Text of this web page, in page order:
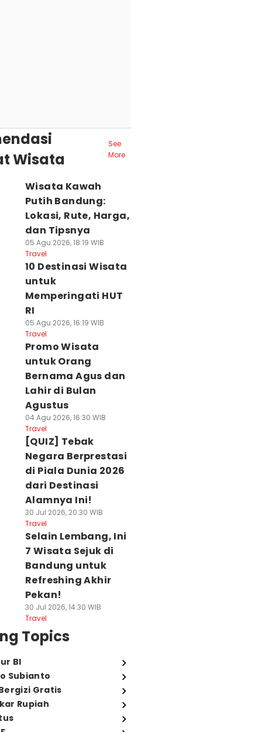
Wisata
See
More
Wisata Kawah
Putih Bandung:
Lokasi, Rute, Harga,
dan Tipsnya
05 Agu 2026, 18:19 WIB
Travel
10 Destinasi Wisata
untuk
Memperingati HUT
RI
05 Agu 2026, 16:19 WIB
Travel
Promo Wisata
untuk Orang
Bernama Agus dan
Lahir di Bulan
Agustus
04 Agu 2026, 16:30 WIB
Travel
[QUIZ] Tebak
Negara Berprestasi
di Piala Dunia 2026
dari Destinasi
Alamnya Ini!
30 Jul 2026, 20:30 WIB
Travel
Selain Lembang, Ini
7 Wisata Sejuk di
Bandung untuk
Refreshing Akhir
Pekan!
30 Jul 2026, 14:30 WIB
Travel
Topics
BI
Subianto
Gratis
Rupiah